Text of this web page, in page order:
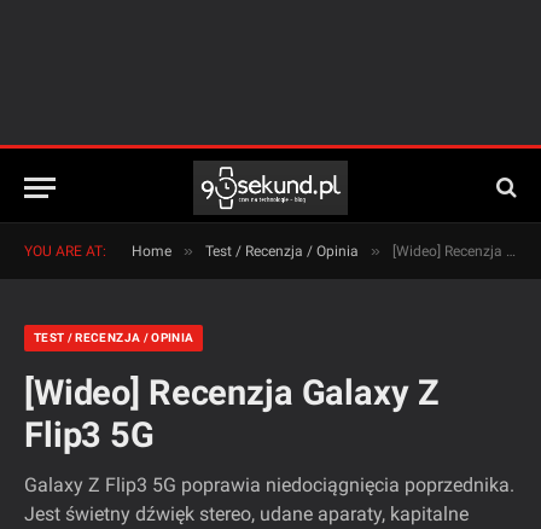
YOU ARE AT: Home » Test / Recenzja / Opinia » [Wideo] Recenzja Galaxy Z Flip3 5G
TEST / RECENZJA / OPINIA
[Wideo] Recenzja Galaxy Z
Flip3 5G
Galaxy Z Flip3 5G poprawia niedociągnięcia poprzednika.
Jest świetny dźwięk stereo, udane aparaty, kapitalne